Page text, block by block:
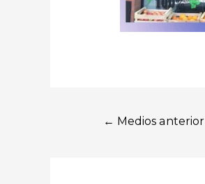
← Medios anterior